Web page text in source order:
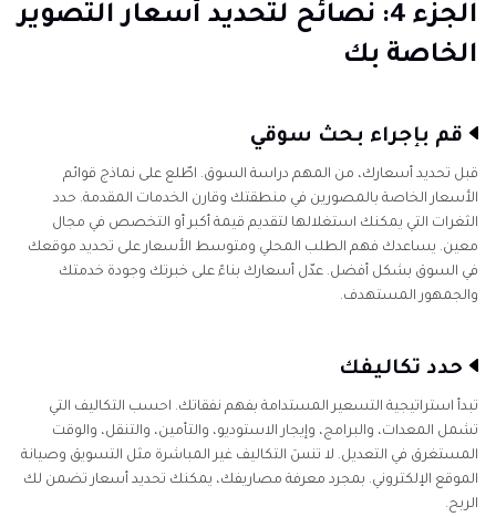
الجزء 4: نصائح لتحديد أسعار التصوير
الخاصة بك
قم بإجراء بحث سوقي
قبل تحديد أسعارك، من المهم دراسة السوق. اطّلع على نماذج قوائم
الأسعار الخاصة بالمصورين في منطقتك وقارن الخدمات المقدمة. حدد
الثغرات التي يمكنك استغلالها لتقديم قيمة أكبر أو التخصص في مجال
معين. يساعدك فهم الطلب المحلي ومتوسط الأسعار على تحديد موقعك
في السوق بشكل أفضل. عدّل أسعارك بناءً على خبرتك وجودة خدمتك
والجمهور المستهدف.
حدد تكاليفك
تبدأ استراتيجية التسعير المستدامة بفهم نفقاتك. احسب التكاليف التي
تشمل المعدات، والبرامج، وإيجار الاستوديو، والتأمين، والتنقل، والوقت
المستغرق في التعديل. لا تنسَ التكاليف غير المباشرة مثل التسويق وصيانة
الموقع الإلكتروني. بمجرد معرفة مصاريفك، يمكنك تحديد أسعار تضمن لك
الربح.